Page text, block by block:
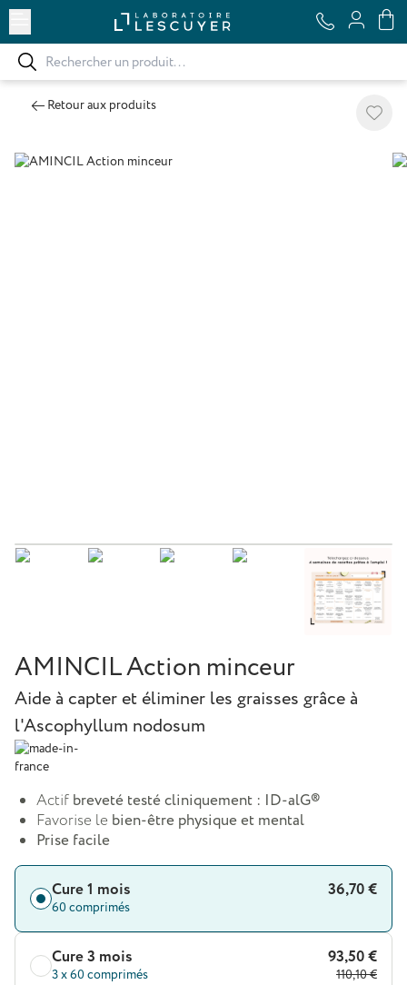
Retour aux produits
AMINCIL Action minceur
Aide à capter et éliminer les graisses grâce à
l'Ascophyllum nodosum
Actif breveté testé cliniquement : ID-alG®
Favorise le bien-être physique et mental
Prise facile
Cure 1 mois
60 comprimés
36,70 €
Cure 3 mois
3 x 60 comprimés
93,50 €
110,10 €